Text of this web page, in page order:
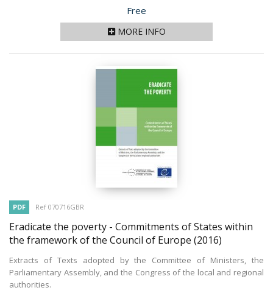
Price
Free
MORE INFO
PDF Ref 070716GBR
Eradicate the poverty - Commitments of States within
the framework of the Council of Europe (2016)
Extracts of Texts adopted by the Committee of Ministers, the
Parliamentary Assembly, and the Congress of the local and regional
authorities.